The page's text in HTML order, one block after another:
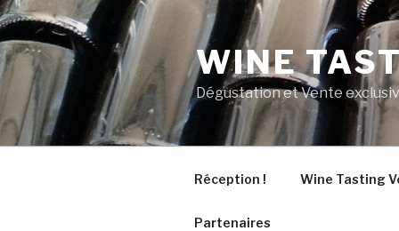
Aller
au
contenu
principal
WINE
Dégustation et Vente
Réception ! Wine Tasting
Partenaires